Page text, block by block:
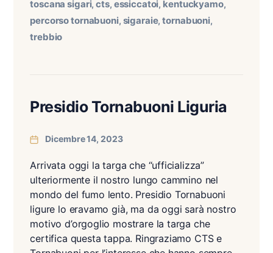
toscana sigari,cts, essiccatoi, kentuckyamo,
percorso tornabuoni, sigaraie,tornabuoni,
trebbio
Presidio Tornabuoni Liguria
Dicembre 14, 2023
Arrivata oggi la targa che “ufficializza”
ulteriormente il nostro lungo cammino nel
mondo del fumo lento. Presidio Tornabuoni
ligure lo eravamo già, ma da oggi sarà nostro
motivo d’orgoglio mostrare la targa che
certifica questa tappa. Ringraziamo CTS e